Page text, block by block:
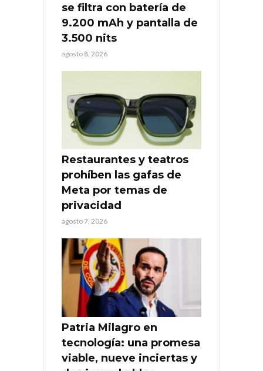
se filtra con batería de
9.200 mAh y pantalla de
3.500 nits
agosto 8, 2026
Restaurantes y teatros
prohíben las gafas de
Meta por temas de
privacidad
agosto 7, 2026
Patria Milagro en
tecnología: una promesa
viable, nueve inciertas y